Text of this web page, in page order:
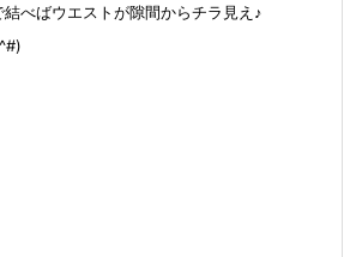
べばウエストが隙間からチラ見え♪